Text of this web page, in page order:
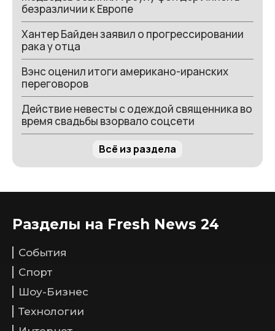
безразличии к Европе
Хантер Байден заявил о прогрессировании
рака у отца
Вэнс оценил итоги американо-иранских
переговоров
Действие невесты с одеждой священника во
время свадьбы взорвало соцсети
Всё из раздела
Разделы на Fresh News 24
События
Спорт
Шоу-Бизнес
Технологии